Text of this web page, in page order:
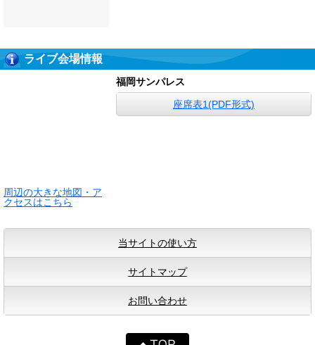
ライブ会場情報
周辺の大きな地図・ア
クセスはこちら
福岡サンパレス
座席表1(PDF形式)
当サイトの使い方
サイトマップ
お問い合わせ